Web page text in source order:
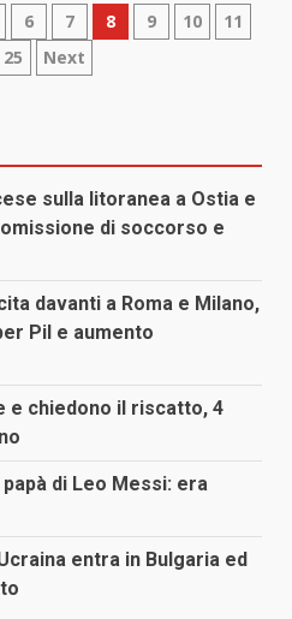
6 7 8 9 10
11
25 Next
sulla litoranea a Ostia e
di soccorso e
davanti a Roma e Milano,
Pil e aumento
e chiedono il riscatto, 4
di Leo Messi: era
entra in Bulgaria ed